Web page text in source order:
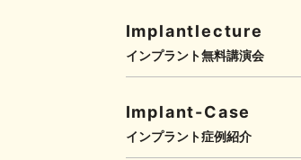
Implantlecture
インプラント無料講演会
Implant-Case
インプラント症例紹介